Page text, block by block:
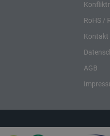
RoHS /
Kontakt
AGB